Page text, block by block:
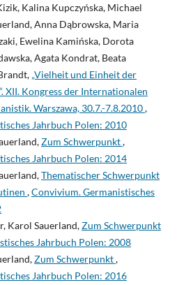
Kalina Kupczyńska, Michael
Anna Dąbrowska, Maria
Ewelina Kamińska, Dorota
Agata Kondrat, Beata
„Vielheit und Einheit der
XII. Kongress der Internationalen
Warszawa, 30.7.-7.8.2010,
Jahrbuch Polen: 2010
Zum Schwerpunkt,
Jahrbuch Polen: 2014
Thematischer Schwerpunkt
,Convivium. Germanistisches
Karol Sauerland,Zum Schwerpunkt
Jahrbuch Polen: 2008
Zum Schwerpunkt,
Jahrbuch Polen: 2016